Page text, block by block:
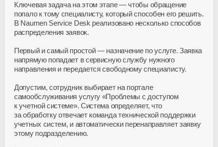
Ключевая задача на этом этапе — чтобы обращение
попало к тому специалисту, который способен его решить.
В Naumen Service Desk реализовано несколько способов
распределения заявок.
Первый и самый простой — назначение по услуге. Заявка
напрямую попадает в сервисную службу нужного
направления и передается свободному специалисту.
Допустим, сотрудник выбирает на портале
самообслуживания услугу «Проблемы с доступом
к учетной системе». Система определяет, что
за обработку отвечает команда технической поддержки
учетных систем, и автоматически перенаправляет заявку
этому подразделению.